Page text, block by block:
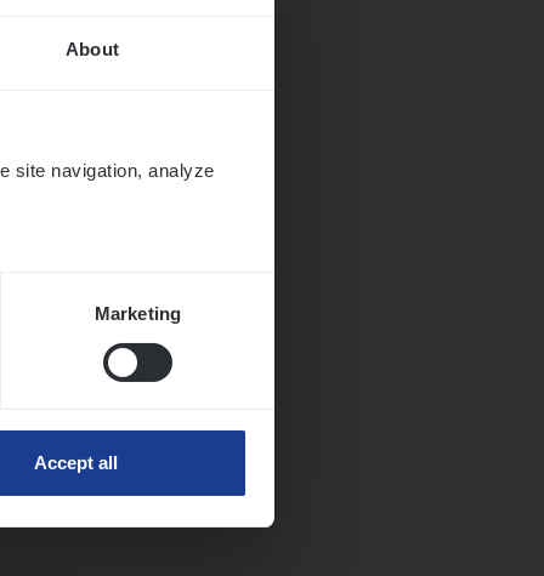
About
site navigation, analyze
Marketing
Accept all